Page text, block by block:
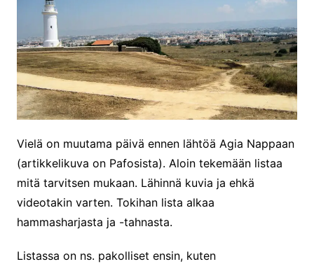
Vielä on muutama päivä ennen lähtöä Agia Nappaan
(artikkelikuva on Pafosista). Aloin tekemään listaa
mitä tarvitsen mukaan. Lähinnä kuvia ja ehkä
videotakin varten. Tokihan lista alkaa
hammasharjasta ja -tahnasta.
Listassa on ns. pakolliset ensin, kuten